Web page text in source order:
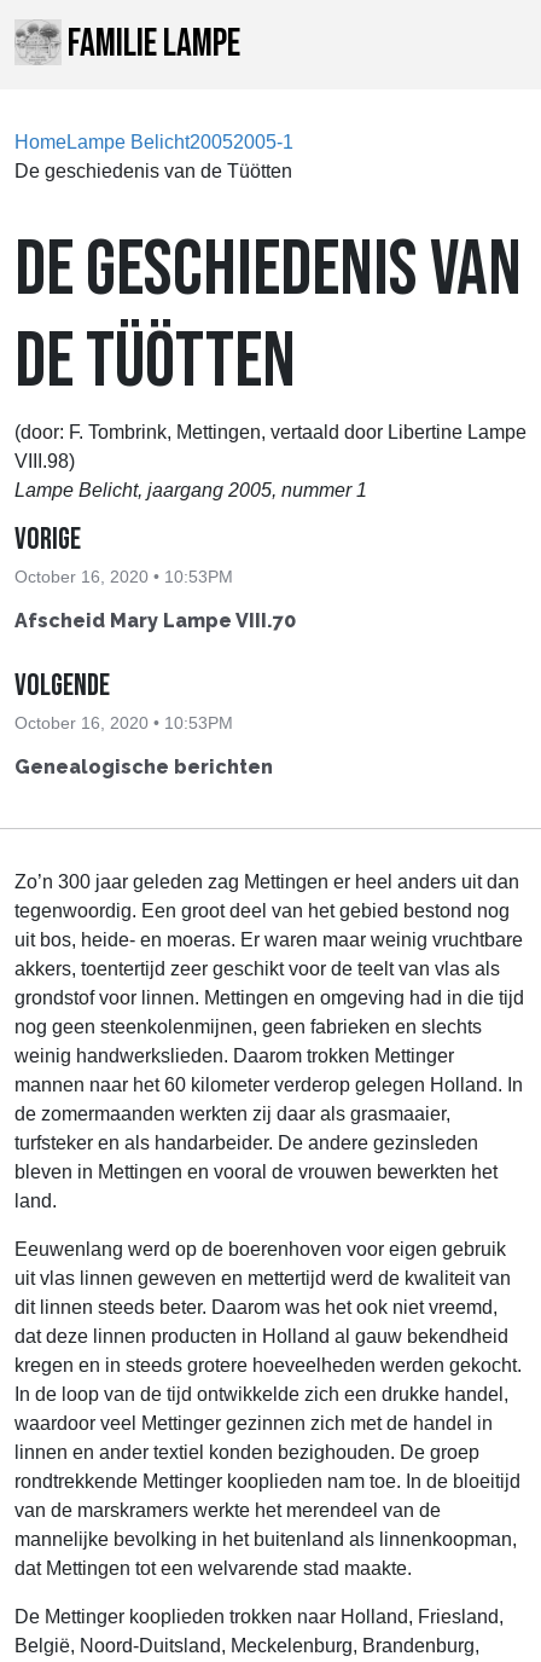
FAMILIE LAMPE
HomeLampe Belicht20052005-1
De geschiedenis van de Tüötten
DE GESCHIEDENIS VAN
DE TÜÖTTEN
(door: F. Tombrink, Mettingen, vertaald door Libertine Lampe
VIII.98)
Lampe Belicht, jaargang 2005, nummer 1
Vorige
October 16, 2020 • 10:53PM
Afscheid Mary Lampe VIII.70
Volgende
October 16, 2020 • 10:53PM
Genealogische berichten
Zo’n 300 jaar geleden zag Mettingen er heel anders uit dan
tegenwoordig. Een groot deel van het gebied bestond nog
uit bos, heide- en moeras. Er waren maar weinig vruchtbare
akkers, toentertijd zeer geschikt voor de teelt van vlas als
grondstof voor linnen. Mettingen en omgeving had in die tijd
nog geen steenkolenmijnen, geen fabrieken en slechts
weinig handwerkslieden. Daarom trokken Mettinger
mannen naar het 60 kilometer verderop gelegen Holland. In
de zomermaanden werkten zij daar als grasmaaier,
turfsteker en als handarbeider. De andere gezinsleden
bleven in Mettingen en vooral de vrouwen bewerkten het
land.
Eeuwenlang werd op de boerenhoven voor eigen gebruik
uit vlas linnen geweven en mettertijd werd de kwaliteit van
dit linnen steeds beter. Daarom was het ook niet vreemd,
dat deze linnen producten in Holland al gauw bekendheid
kregen en in steeds grotere hoeveelheden werden gekocht.
In de loop van de tijd ontwikkelde zich een drukke handel,
waardoor veel Mettinger gezinnen zich met de handel in
linnen en ander textiel konden bezighouden. De groep
rondtrekkende Mettinger kooplieden nam toe. In de bloeitijd
van de marskramers werkte het merendeel van de
mannelijke bevolking in het buitenland als linnen­koopman,
dat Mettingen tot een wel­varende stad maakte.
De Mettinger koop­lieden trokken naar Holland, Friesland,
België, Noord-Duitsland, Meckelen­burg, Brandenburg,